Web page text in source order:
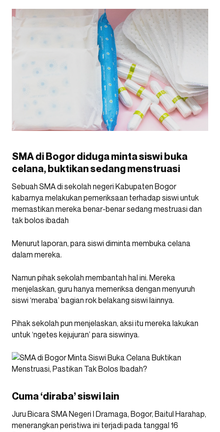
SMA di Bogor diduga minta siswi buka
celana, buktikan sedang menstruasi
Sebuah SMA di sekolah negeri Kabupaten Bogor
kabarnya melakukan pemeriksaan terhadap siswi untuk
memastikan mereka benar-benar sedang mestruasi dan
tak bolos ibadah
Menurut laporan, para siswi diminta membuka celana
dalam mereka.
Namun pihak sekolah membantah hal ini. Mereka
menjelaskan, guru hanya memeriksa dengan menyuruh
siswi ‘meraba’ bagian rok belakang siswi lainnya.
Pihak sekolah pun menjelaskan, aksi itu mereka lakukan
untuk ‘ngetes kejujuran’ para siswinya.
Cuma ‘diraba’ siswi lain
Juru Bicara SMA Negeri I Dramaga, Bogor, Baitul Harahap,
menerangkan peristiwa ini terjadi pada tanggal 16